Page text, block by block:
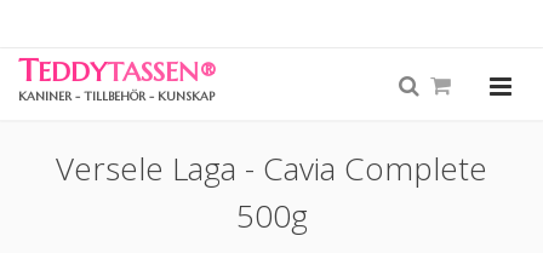
TEDDYTASSEN®
KANINER - TILLBEHÖR - KUNSKAP
Versele Laga - Cavia Complete
500g